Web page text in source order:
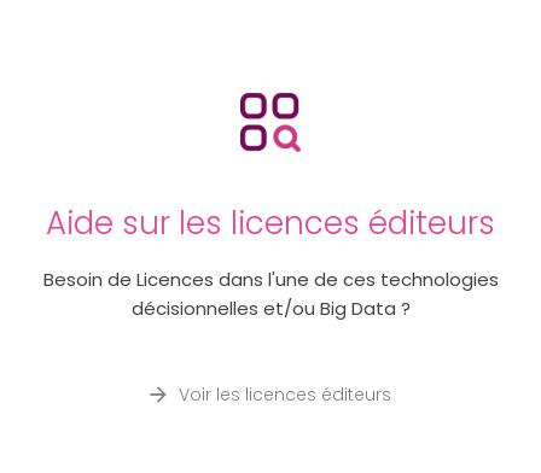
Aide sur les licences éditeurs
Besoin de Licences dans l'une de ces technologies
décisionnelles et/ou Big Data ?
Voir les licences éditeurs